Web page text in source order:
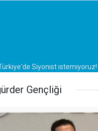
Siyonist istemiyoruz!
Gençliği